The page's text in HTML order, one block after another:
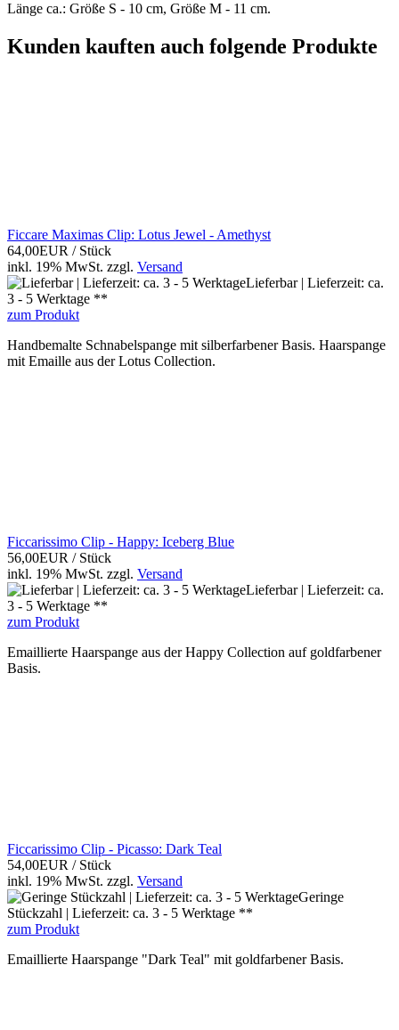
Länge ca.: Größe S - 10 cm, Größe M - 11 cm.
Kunden kauften auch folgende Produkte
Ficcare Maximas Clip: Lotus Jewel - Amethyst
64,00EUR / Stück
inkl. 19% MwSt. zzgl. Versand
Lieferbar | Lieferzeit: ca.
3 - 5 Werktage **
zum Produkt
Handbemalte Schnabelspange mit silberfarbener Basis. Haarspange
mit Emaille aus der Lotus Collection.
Ficcarissimo Clip - Happy: Iceberg Blue
56,00EUR / Stück
inkl. 19% MwSt. zzgl. Versand
Lieferbar | Lieferzeit: ca.
3 - 5 Werktage **
zum Produkt
Emaillierte Haarspange aus der Happy Collection auf goldfarbener
Basis.
Ficcarissimo Clip - Picasso: Dark Teal
54,00EUR / Stück
inkl. 19% MwSt. zzgl. Versand
Geringe
Stückzahl | Lieferzeit: ca. 3 - 5 Werktage **
zum Produkt
Emaillierte Haarspange "Dark Teal" mit goldfarbener Basis.